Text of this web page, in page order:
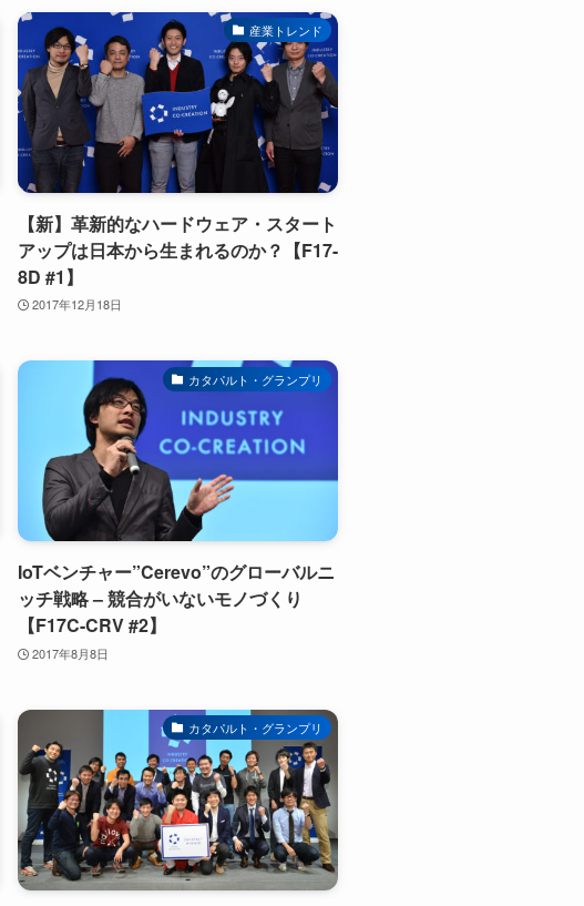
産業トレンド
【新】革新的なハードウェア・スタート
アップは日本から生まれるのか？【F17-
8D #1】
2017年12月18日
カタパルト・グランプリ
IoTベンチャー”Cerevo”のグローバルニ
ッチ戦略 – 競合がいないモノづくり
【F17C-CRV #2】
2017年8月8日
カタパルト・グランプリ